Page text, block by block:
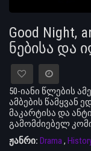
Good Night,
ნებისა და
50-იანი წლების
ამბების წამყვან
მაკარტისა და
გამომძიებელ
ჟანრი: Drama,